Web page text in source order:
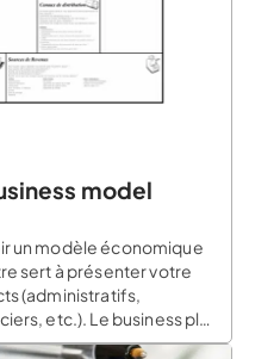
model
un modèle économique
sert à présenter votre
(administratifs,
etc.). Le business plan
sa part mettre en avant